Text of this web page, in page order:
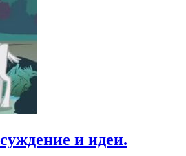
и идеи.